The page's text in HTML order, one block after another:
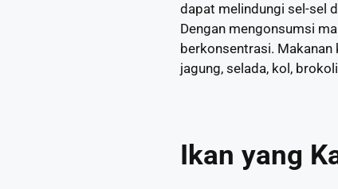
dapat melindungi sel-sel
Dengan mengonsumsi
berkonsentrasi. Makanan
jagung, selada, kol,
Ikan yang